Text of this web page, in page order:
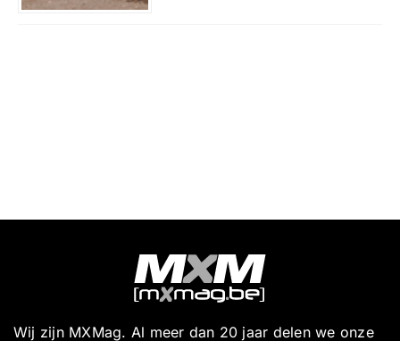
Wij zijn MXMag. Al meer dan 20 jaar delen we onze